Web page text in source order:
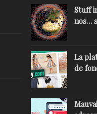
Stuff
nos…
La
de